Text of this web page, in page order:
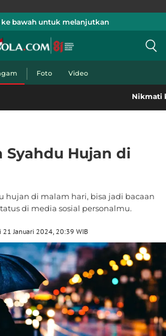
ke bawah untuk melanjutkan
Foto Video
Nikmati konten-
Syahdu Hujan di
hujan di malam hari, bisa jadi bacaan
di media sosial personalmu.
21 Januari 2024, 20:39 WIB